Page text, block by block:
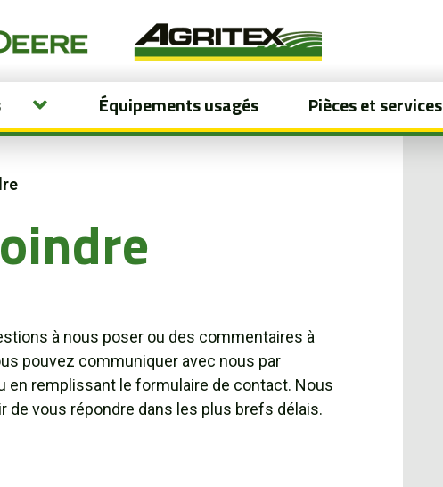
Équipements usagés Pièces et services
à nous poser ou des commentaires à
pouvez communiquer avec nous par
en remplissant le formulaire de contact. Nous
de vous répondre dans les plus brefs délais.